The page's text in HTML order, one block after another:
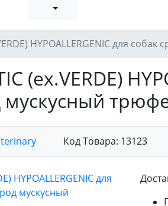
HYPOALLERGENIC для
(ex.VERDE)
Код Товара: 13123